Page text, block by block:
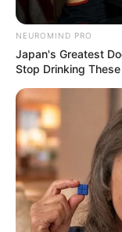
ગુજરાતમાં
બોગસ તબીબો
બાબત
દ્વારા
પાડવામાં આવ્યો
હોસ્પિટલના
સહિત 10,989
કાર્યવાહી હાથ
NEUROMIND PRO
Japan's Greatest
Stop Drinking